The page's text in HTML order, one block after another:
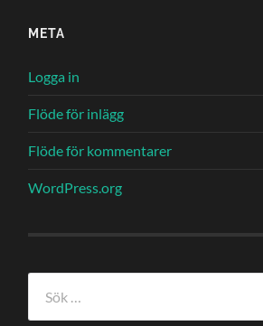
META
Logga in
Flöde för inlägg
Flöde för kommentarer
WordPress.org
efter: